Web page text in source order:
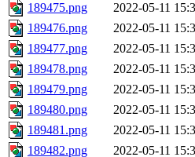
189475.png
2022-05-11
189476.png
2022-05-11
189477.png
2022-05-11
189478.png
2022-05-11
189479.png
2022-05-11
189480.png
2022-05-11
189481.png
2022-05-11
189482.png
2022-05-11